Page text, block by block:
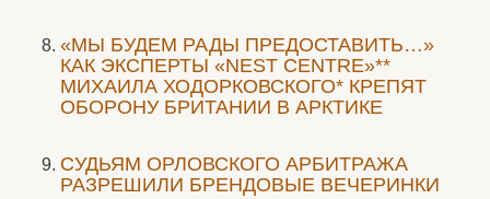
«МЫ БУДЕМ РАДЫ ПРЕДОСТАВИТЬ…»
КАК ЭКСПЕРТЫ «NEST CENTRE»**
МИХАИЛА ХОДОРКОВСКОГО* КРЕПЯТ
ОБОРОНУ БРИТАНИИ В АРКТИКЕ
CУДЬЯМ ОРЛОВСКОГО АРБИТРАЖА
РАЗРЕШИЛИ БРЕНДОВЫЕ ВЕЧЕРИНКИ